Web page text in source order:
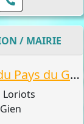
/ MAIRIE
Syndicat Mixte du Pays du Giennois
Loriots